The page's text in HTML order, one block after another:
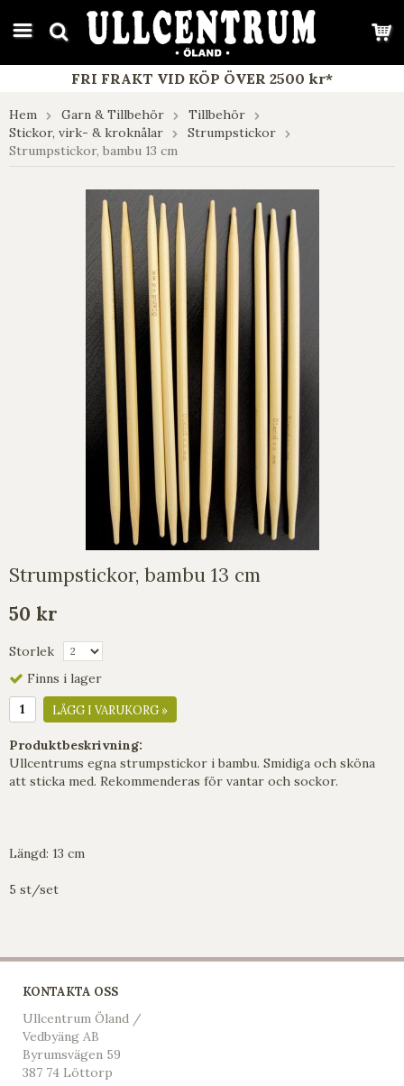
google-site-verification: google7e4b1026db5d9f32.html
FRI FRAKT VID KÖP ÖVER 2500 kr*
Hem Garn & Tillbehör
Tillbehör
Stickor, virk- & kroknålar
Strumpstickor
Strumpstickor, bambu 13 cm
Strumpstickor, bambu 13 cm
50 kr
Storlek
Finns i lager
LÄGG I VARUKORG »
Produktbeskrivning:
Ullcentrums egna strumpstickor i bambu. Smidiga och sköna
att sticka med. Rekommenderas för vantar och sockor.
Längd: 13 cm
5 st/set
KONTAKTA OSS
Ullcentrum Öland /
Vedbyäng AB
Byrumsvägen 59
387 74 Löttorp